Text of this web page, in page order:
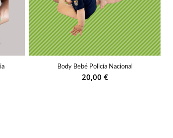
Body Bebé Policía Nacional
20,00 €